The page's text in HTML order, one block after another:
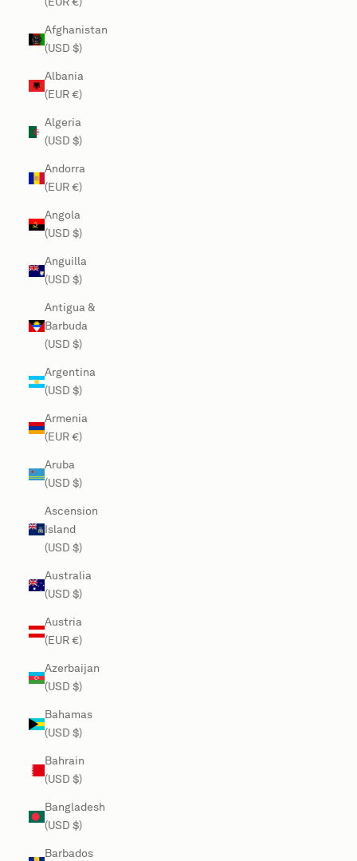
Afghanistan
(USD $)
Albania
(EUR €)
Algeria
(USD $)
Andorra
(EUR €)
Angola
(USD $)
Anguilla
(USD $)
Antigua &
Barbuda
(USD $)
Argentina
(USD $)
Armenia
(EUR €)
Aruba
(USD $)
Ascension
Island
(USD $)
Australia
(USD $)
Austria
(EUR €)
Azerbaijan
(USD $)
Bahamas
(USD $)
Bahrain
(USD $)
Bangladesh
(USD $)
Barbados